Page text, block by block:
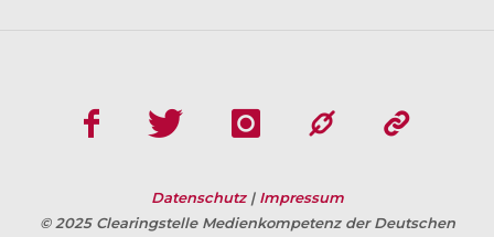
Datenschutz | Impressum
© 2025 Clearingstelle Medienkompetenz der Deutschen